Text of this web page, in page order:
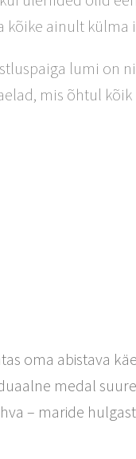
kõike ainult
lumi on
mis õhtul kõik
oma abistava
medal
– maride